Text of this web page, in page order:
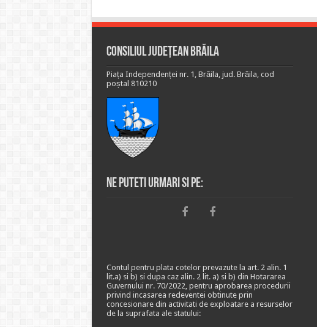
Consiliul Județean Brăila
Piața Independenței nr. 1, Brăila, jud. Brăila, cod
poștal 810210
Ne puteti urmari si pe:
Contul pentru plata cotelor prevazute la art. 2 alin. 1
lit.a) si b) si dupa caz alin. 2 lit. a) si b) din Hotararea
Guvernului nr. 70/2022, pentru aprobarea procedurii
privind incasarea redeventei obtinute prin
concesionare din activitati de exploatare a resurselor
de la suprafata ale statului: